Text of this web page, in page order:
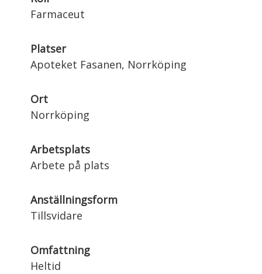
Farmaceut
Platser
Apoteket Fasanen, Norrköping
Ort
Norrköping
Arbetsplats
Arbete på plats
Anställningsform
Tillsvidare
Omfattning
Heltid